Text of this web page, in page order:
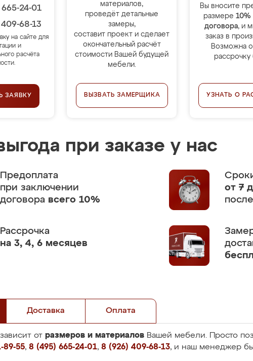
24-01
68-13
на сайте для
и
расчёта
ЗАЯВКУ
материалов,
проведёт детальные
замеры,
составит проект и сделает
окончательный расчёт
стоимости Вашей будущей
мебели.
ВЫЗВАТЬ ЗАМЕРЩИКА
Вы вносите
размере 10%
договора, и
заказ в
Возможна
рассрочку
УЗНАТЬ О
при заказе у нас
Предоплата
при заключении
договора всего 10%
от 7
Рассрочка
на 3, 4, 6 месяцев
Доставка Оплата
от размеров и материалов Вашей мебели. Просто
89-55, 8 (495) 665-24-01, 8 (926) 409-68-13, и наш менеджер